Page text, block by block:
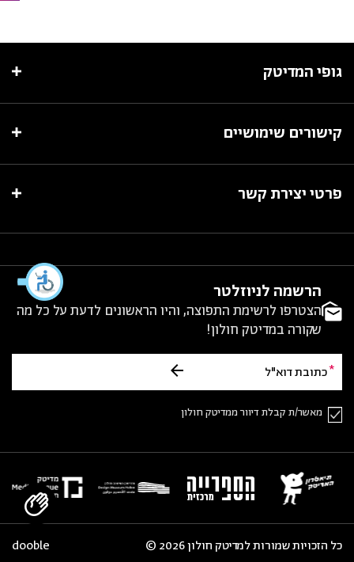
גופי המדיטק
קישורים שימושיים
פרטי יצירת קשר
הרשמה לניוזלטר
הצטרפו לרשימת התפוצה, והיו הראשונים לדעת על כל מה
שקורה במדיטק חולון!
מאשר/ת קבלת דיוור ממדיטק חולון
כל הזכויות שמורות למדיטק חולון 2026 © dooble